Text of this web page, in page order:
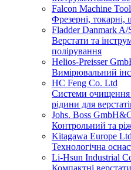
Falcon Machine
Фрезерні, токарні,
Fladder Danmark A/
Верстати та
полірування
Helios-Preisser
Вимірювальний
HC Feng Co. Ltd
Системи очищення
рідини для
Johs. Boss
Контрольний та
Kitagawa Europe Ltd
Технологічна
Li-Hsun Industrial
Компактні